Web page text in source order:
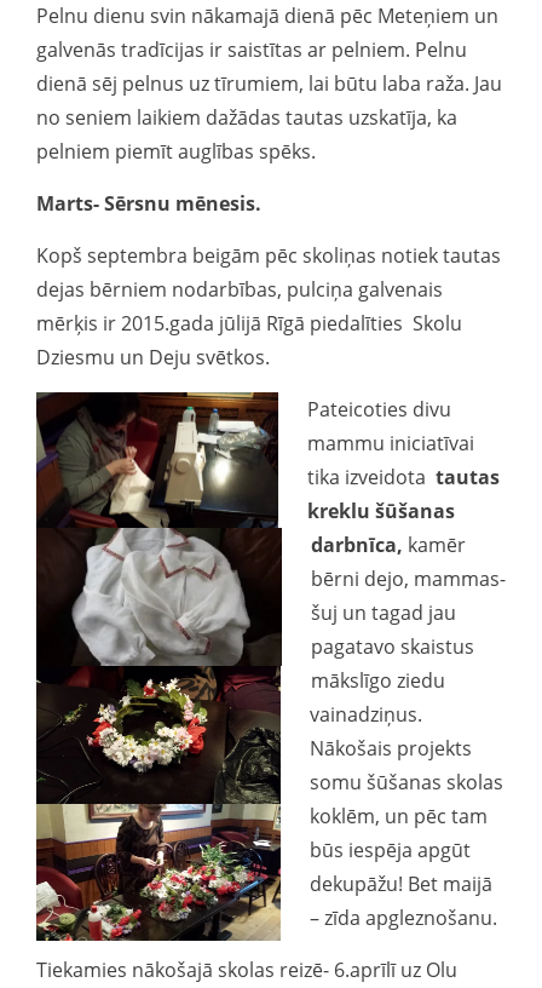
Pelnu dienu svin nākamajā dienā pēc Meteņiem un
galvenās tradīcijas ir saistītas ar pelniem. Pelnu
dienā sēj pelnus uz tīrumiem, lai būtu laba raža. Jau
no seniem laikiem dažādas tautas uzskatīja, ka
pelniem piemīt auglības spēks.
Marts- Sērsnu mēnesis.
Kopš septembra beigām pēc skoliņas notiek tautas
dejas bērniem nodarbības, pulciņa galvenais
mērķis ir 2015.gada jūlijā Rīgā piedalīties Skolu
Dziesmu un Deju svētkos.
Pateicoties divu
mammu iniciatīvai
tika izveidota tautas
kreklu šūšanas
darbnīca, kamēr
bērni dejo, mammas-
šuj un tagad jau
pagatavo skaistus
mākslīgo ziedu
vainadziņus.
Nākošais projekts
somu šūšanas skolas
koklēm, un pēc tam
būs iespēja apgūt
dekupāžu! Bet maijā
– zīda apgleznošanu.
Tiekamies nākošajā skolas reizē- 6.aprīlī uz Olu